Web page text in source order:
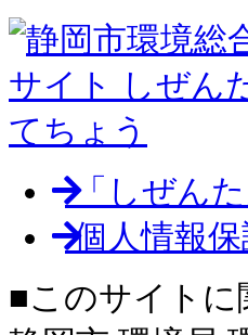
「しぜん
個人情報保
■このサイトに